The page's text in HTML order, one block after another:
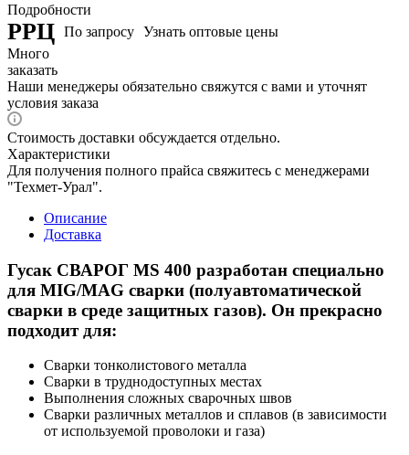
Подробности
РРЦ По запросу Узнать оптовые цены
Много
заказать
Наши менеджеры обязательно свяжутся с вами и уточнят
условия заказа
Стоимость доставки обсуждается отдельно.
Характеристики
Для получения полного прайса свяжитесь с менеджерами
"Техмет-Урал".
Описание
Доставка
Гусак СВАРОГ MS 400 разработан специально
для MIG/MAG сварки (полуавтоматической
сварки в среде защитных газов). Он прекрасно
подходит для:
Сварки тонколистового металла
Сварки в труднодоступных местах
Выполнения сложных сварочных швов
Сварки различных металлов и сплавов (в зависимости
от используемой проволоки и газа)